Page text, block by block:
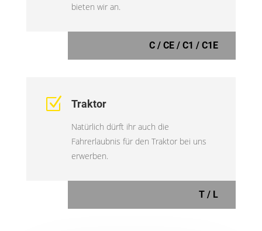
bieten wir an.
C / CE / C1 / C1E
Z Traktor
Natürlich dürft ihr auch die
Fahrerlaubnis für den Traktor bei uns
erwerben.
T / L